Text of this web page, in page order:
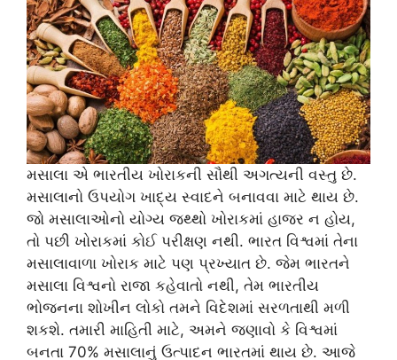
મસાલા એ ભારતીય ખોરાકની સૌથી અગત્યની વસ્તુ છે.
મસાલાનો ઉપયોગ ખાદ્ય સ્વાદને બનાવવા માટે થાય છે.
જો મસાલાઓનો યોગ્ય જથ્થો ખોરાકમાં હાજર ન હોય,
તો પછી ખોરાકમાં કોઈ પરીક્ષણ નથી. ભારત વિશ્વમાં તેના
મસાલાવાળા ખોરાક માટે પણ પ્રખ્યાત છે. જેમ ભારતને
મસાલા વિશ્વનો રાજા કહેવાતો નથી, તેમ ભારતીય
ભોજનના શોખીન લોકો તમને વિદેશમાં સરળતાથી મળી
શકશે. તમારી માહિતી માટે, અમને જણાવો કે વિશ્વમાં
બનતા 70% મસાલાનું ઉત્પાદન ભારતમાં થાય છે. આજે